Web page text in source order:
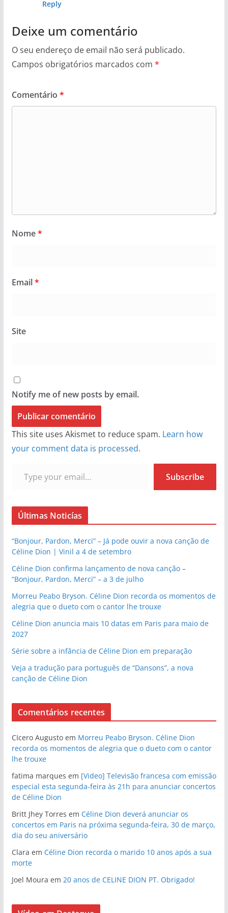
Reply
Deixe um comentário
O seu endereço de email não será publicado.
Campos obrigatórios marcados com *
Comentário *
Nome*
Email*
Site
Notify me of new posts by email.
This site uses Akismet to reduce spam. Learn how
your comment data is processed.
Subscribe
Últimas Noticías
“Bonjour, Pardon, Merci” – Já pode ouvir a nova canção de
Céline Dion | Vinil a 4 de setembro
Céline Dion confirma lançamento de nova canção –
“Bonjour, Pardon, Merci” – a 3 de julho
Morreu Peabo Bryson. Céline Dion recorda os momentos de
alegria que o dueto com o cantor lhe trouxe
Céline Dion anuncia mais 10 datas em Paris para maio de
2027
Série sobre a infância de Céline Dion em preparação
Veja a tradução para português de “Dansons”, a nova
canção de Céline Dion
Comentários recentes
CIcero Augustoem Morreu Peabo Bryson. Céline Dion
recorda os momentos de alegria que o dueto com o cantor
lhe trouxe
fatima marques em [Video] Televisão francesa com emissão
especial esta segunda-feira às 21h para anunciar concertos
de Céline Dion
Britt Jhey Torres em Céline Dion deverá anunciar os
concertos em Paris na próxima segunda-feira, 30 de março,
dia do seu aniversário
Clara em Céline Dion recorda o marido 10 anos após a sua
morte
Joel Moura em 20 anos de CELINE DION PT. Obrigado!